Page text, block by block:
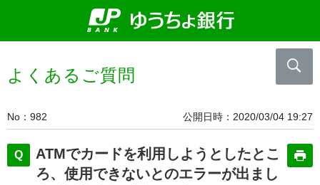
よくあるご質問
No 982 公開日時 2020/03/04 19:27
ATMでカードを利用しようとしたとこ
ろ、使用できないとのエラーが出まし